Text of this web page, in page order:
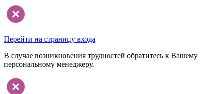
Перейти на страницу входа
В случае возникновения трудностей обратитесь к Вашему
персональному менеджеру.